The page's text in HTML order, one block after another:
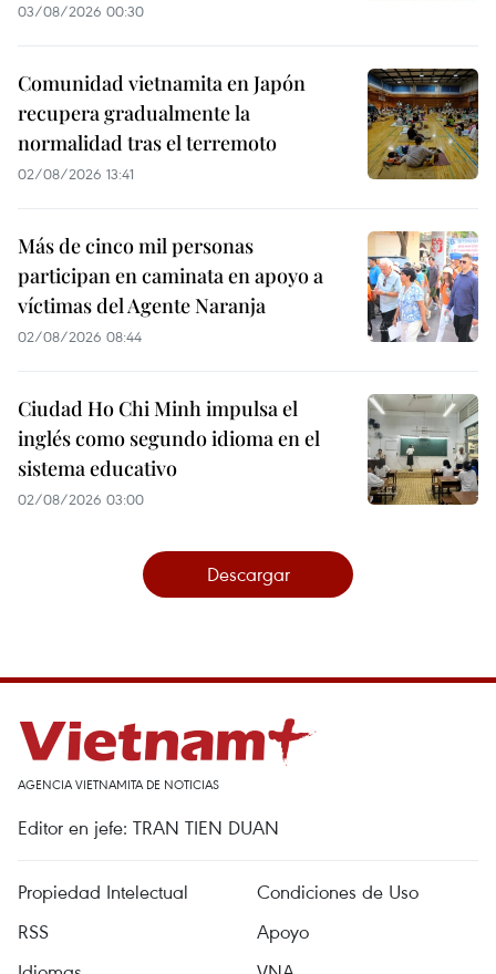
03/08/2026 00:30
Comunidad vietnamita en Japón
recupera gradualmente la
normalidad tras el terremoto
02/08/2026 13:41
Más de cinco mil personas
participan en caminata en apoyo a
víctimas del Agente Naranja
02/08/2026 08:44
Ciudad Ho Chi Minh impulsa el
inglés como segundo idioma en el
sistema educativo
02/08/2026 03:00
Descargar
AGENCIA VIETNAMITA DE NOTICIAS
Editor en jefe: TRAN TIEN DUAN
Propiedad Intelectual
Condiciones de Uso
RSS
Apoyo